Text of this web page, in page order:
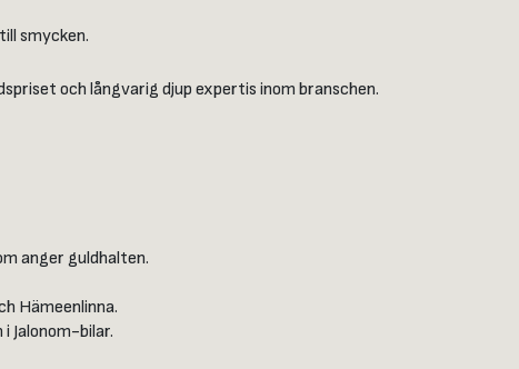
smycken.
och långvarig djup expertis inom branschen.
anger guldhalten.
Hämeenlinna.
Jalonom-bilar.